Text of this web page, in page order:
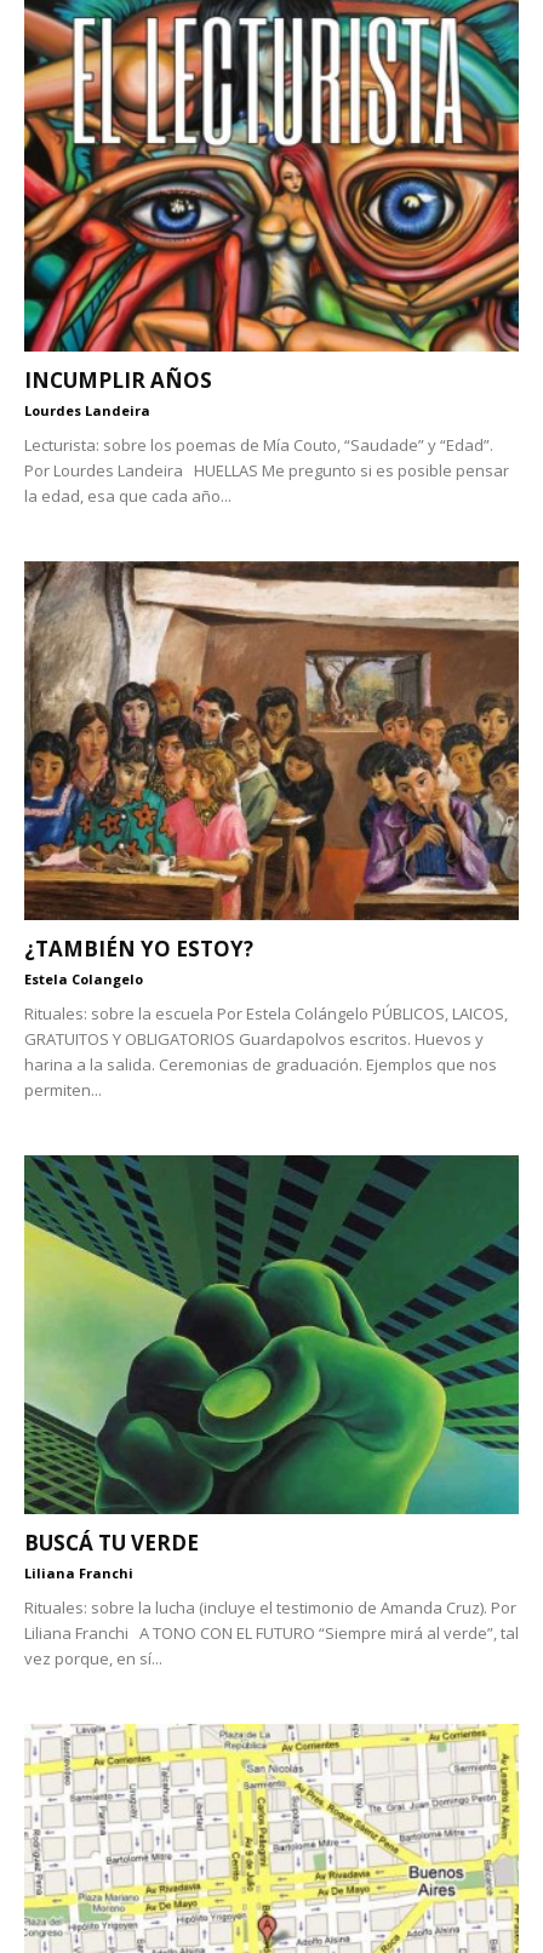
INCUMPLIR AÑOS
Lourdes Landeira
Lecturista: sobre los poemas de Mía Couto, “Saudade” y “Edad”.
Por Lourdes Landeira HUELLAS Me pregunto si es posible pensar
la edad, esa que cada año...
¿TAMBIÉN YO ESTOY?
Estela Colangelo
Rituales: sobre la escuela Por Estela Colángelo PÚBLICOS, LAICOS,
GRATUITOS Y OBLIGATORIOS Guardapolvos escritos. Huevos y
harina a la salida. Ceremonias de graduación. Ejemplos que nos
permiten...
BUSCÁ TU VERDE
Liliana Franchi
Rituales: sobre la lucha (incluye el testimonio de Amanda Cruz). Por
Liliana Franchi A TONO CON EL FUTURO “Siempre mirá al verde”, tal
vez porque, en sí...